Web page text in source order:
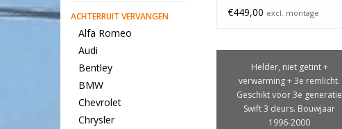
ACHTERRUIT VERVANGEN
Alfa Romeo
Audi
Bentley
BMW
Chevrolet
Chrysler
€449,00 excl. montage
Helder, niet getint +
verwarming + 3e remlicht.
Geschikt voor 3e generatie
Swift 3 deurs. Bouwjaar
1996-2000